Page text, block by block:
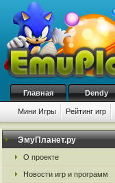
Главная Dendy
Мини Игры Рейтинг игр
ЭмуПланет.ру
О проекте
Новости игр и программ